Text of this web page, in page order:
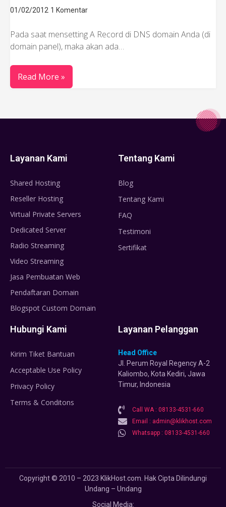
01/02/2012 1 Komentar
Pada saat mensetting A Record di DNS domain Anda (di
domain panel), maka akan ada…
Read More »
Layanan Kami
Shared Hosting
Reseller Hosting
Virtual Private Servers
Dedicated Server
Radio Streaming
Video Streaming
Jasa Pembuatan Web
Pendaftaran Domain
Blogspot Custom Domain
Tentang Kami
Blog
Tentang Kami
FAQ
Testimoni
Sertifikat
Hubungi Kami
Kirim Tiket Bantuan
Acceptable Use Policy
Privacy Policy
Terms & Conditons
Layanan Pelanggan
Head Office
Jl. Perum Royal Regency A-2
Kaliombo, Kota Kediri, Jawa
Timur, Indonesia
Call WA : 08133-4531-660
Email : admin@klikhost.com
Whatsapp : 08133-4531-660
Copyright © 2010 – 2023 KlikHost.com. Hak Cipta Dilindungi
Undang – Undang
Social Media: